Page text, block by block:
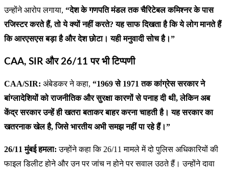
उन्होंने आरोप लगाया, “देश के गणपति मंडल तक चैरिटेबल कमिश्नर के पास
रजिस्टर करते हैं, तो ये क्यों नहीं करते? यह साफ दिखता है कि ये लोग मानते हैं
कि आरएसएस बड़ा है और देश छोटा। यही मनुवादी सोच है।”
CAA, SIR और 26/11 पर भी टिप्पणी
CAA/SIR: अंबेडकर ने कहा, “1969 से 1971 तक कांग्रेस सरकार ने
बांग्लादेशियों को राजनीतिक और सुरक्षा कारणों से पनाह दी थी, लेकिन अब
केंद्र सरकार उन्हें ही खतरा बताकर बाहर करना चाहती है। यह सरकार का
खतरनाक खेल है, जिसे भारतीय अभी समझ नहीं पा रहे हैं।”
26/11 मुंबई हमला: उन्होंने कहा कि 26/11 मामले में दो पुलिस अधिकारियों की
फाइल डिलीट होने और उन पर जांच न होने पर सवाल उठते हैं। उन्होंने दावा